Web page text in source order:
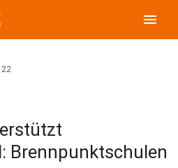
menu
Brennpunktschulen